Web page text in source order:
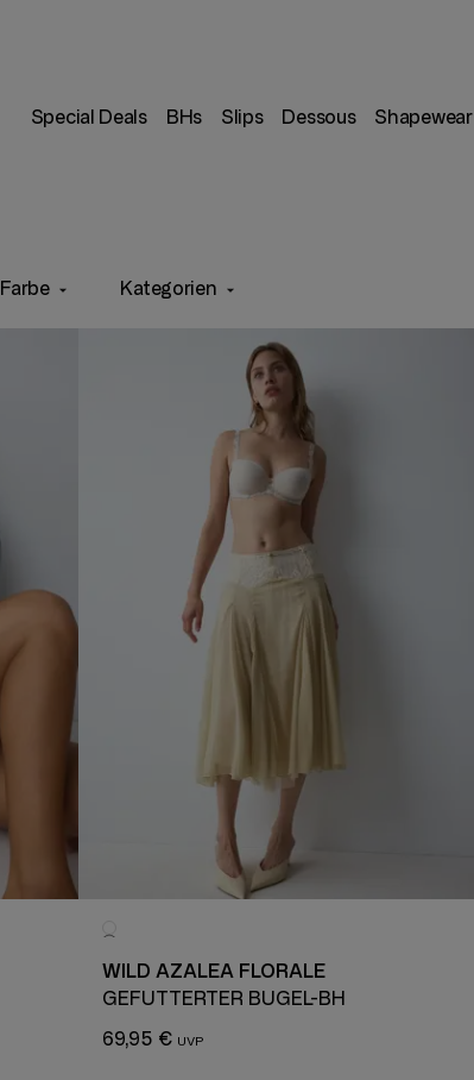
Special Deals BHs Slips Dessous Shapewear
Farbe Kategorien
WILD AZALEA FLORALE
GEFÜTTERTER BÜGEL-BH
69,95 €